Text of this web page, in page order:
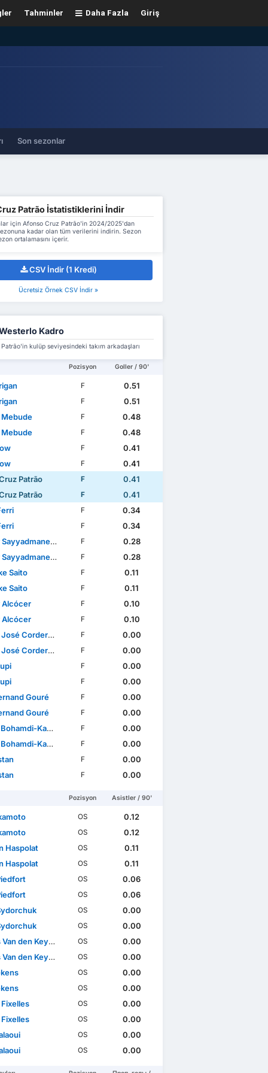
Giriş
Daha Fazla
Tahminler
Son sezonlar
Patrão İstatistiklerini İndir
için Afonso Cruz Patrão'in 2024/2025'dan
kadar olan tüm verilerini indirin. Sezon
ortalamasını içerir.
CSV İndir (1 Kredi)
Ücretsiz Örnek CSV İndir »
Kadro
kulüp seviyesindeki takım arkadaşları
Pozisyon Goller / 90'
F
0.51
F
0.51
F
0.48
F
0.48
F
0.41
F
0.41
Patrão
F
0.41
Patrão
F
0.41
F
0.34
F
0.34
F
0.28
F
0.28
Saito
F
0.11
Saito
F
0.11
Alcócer
F
0.10
Alcócer
F
0.10
Cordero Campillo
F
0.00
Cordero Campillo
F
0.00
F
0.00
F
0.00
Gouré
F
0.00
Gouré
F
0.00
Kamoni
F
0.00
Kamoni
F
0.00
F
0.00
F 0.00
Pozisyon Asistler / 90'
OS
0.12
OS
0.12
Haspolat
OS
0.11
Haspolat
OS
0.11
OS
0.06
OS
0.06
OS
0.00
OS
0.00
den Keybus
OS
0.00
den Keybus
OS
0.00
OS
0.00
OS
0.00
OS
0.00
OS
0.00
OS
0.00
OS 0.00